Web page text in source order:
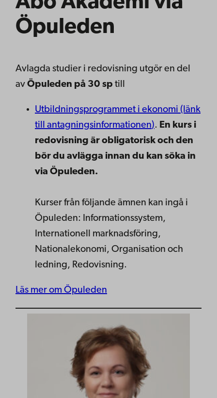
Öpuleden
Avlagda studier i redovisning utgör en del
av Öpuleden på 30 sp till
Utbildningsprogrammet i ekonomi (länk
till antagningsinformationen). En kurs i
redovisning är obligatorisk och den
bör du avlägga innan du kan söka in
via Öpuleden.
Kurser från följande ämnen kan ingå i
Öpuleden: Informationssystem,
Internationell marknadsföring,
Nationalekonomi, Organisation och
ledning, Redovisning.
Läs mer om Öpuleden